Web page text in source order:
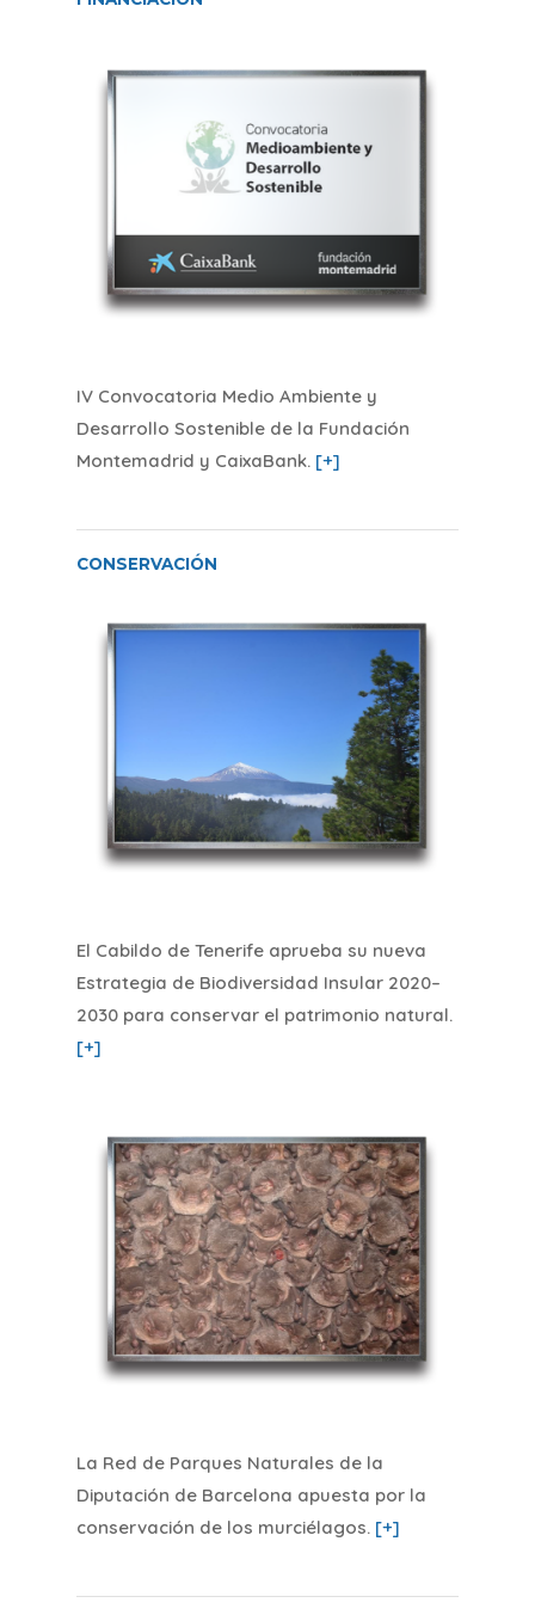
IV Convocatoria Medio Ambiente y
Desarrollo Sostenible de la Fundación
Montemadrid y CaixaBank. [+]
CONSERVACIÓN
El Cabildo de Tenerife aprueba su nueva
Estrategia de Biodiversidad Insular 2020–
2030 para conservar el patrimonio natural.
[+]
La Red de Parques Naturales de la
Diputación de Barcelona apuesta por la
conservación de los murciélagos. [+]